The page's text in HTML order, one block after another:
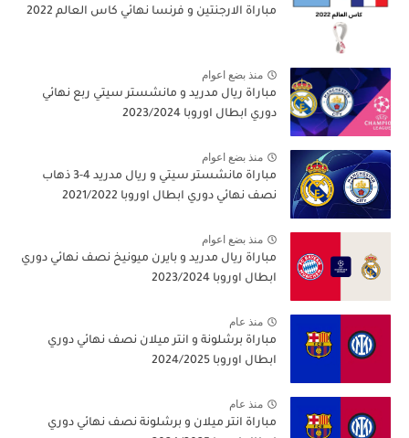
مباراة الارجنتين و فرنسا نهائي كاس العالم 2022
منذ بضع اعوام
مباراة ريال مدريد و مانشستر سيتي ربع نهائي
دوري ابطال اوروبا 2023/2024
منذ بضع اعوام
مباراة مانشستر سيتي و ريال مدريد 4-3 ذهاب
نصف نهائي دوري ابطال اوروبا 2021/2022
منذ بضع اعوام
مباراة ريال مدريد و بايرن ميونيخ نصف نهائي دوري
ابطال اوروبا 2023/2024
منذ عام
مباراة برشلونة و انتر ميلان نصف نهائي دوري
ابطال اوروبا 2024/2025
منذ عام
مباراة انتر ميلان و برشلونة نصف نهائي دوري